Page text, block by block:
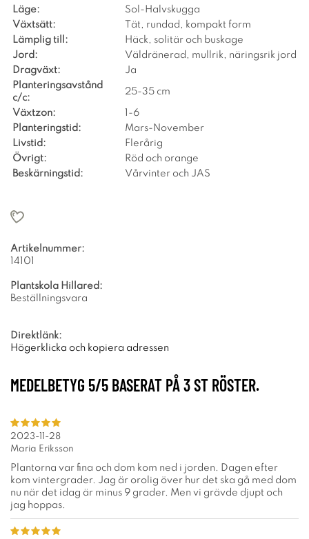
Läge:
Sol-Halvskugga
Växtsätt:
Tät, rundad, kompakt form
Lämplig till:
Häck, solitär och buskage
Jord:
Väldränerad, mullrik, näringsrik jord
Dragväxt:
Ja
Planteringsavstånd
c/c:
25-35 cm
Växtzon:
1-6
Planteringstid:
Mars-November
Livstid:
Flerårig
Övrigt:
Röd och orange
Beskärningstid:
Vårvinter och JAS
Artikelnummer:
14101
Plantskola Hillared:
Beställningsvara
Direktlänk:
Högerklicka och kopiera adressen
MEDELBETYG 5/5 BASERAT PÅ3ST RÖSTER.
2023-11-28
Maria Eriksson
Plantorna var fina och dom kom ned i jorden. Dagen efter
kom vintergrader. Jag är orolig över hur det ska gå med dom
nu när det idag är minus 9 grader. Men vi grävde djupt och
jag hoppas.